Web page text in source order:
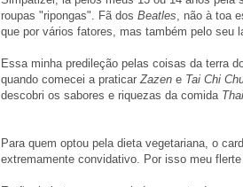
roupas "ripongas". Fã dos Beatles , não à toa
que por vários fatores, mas também pelo seu
Essa minha predileção pelas coisas da terra
quando comecei a praticar Zazen e Tai Chi
descobri os sabores e riquezas da comida Thai
Para quem optou pela dieta vegetariana, o
extremamente convidativo. Por isso meu